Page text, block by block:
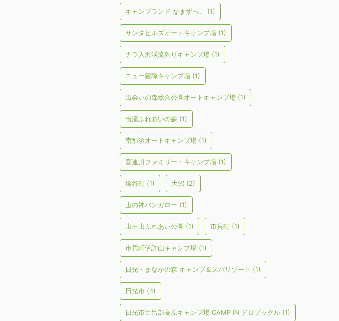
キャンプランド なまずっこ (1)
サンタヒルズオートキャンプ場 (1)
ナラ入沢渓流釣りキャンプ場 (1)
ニュー霧降キャンプ場 (1)
出会いの森総合公園オートキャンプ場 (1)
出流ふれあいの森 (1)
南那須オートキャンプ場 (1)
喜連川ファミリー・キャンプ場 (1)
塩谷町 (1) 大沼 (2)
山の神バンガロー (1)
山王山ふれあい公園 (1) 市貝町 (1)
市貝町伊許山キャンプ場 (1)
日光・まなかの森 キャンプ＆スパリゾート (1)
日光市 (4)
日光市土呂部高原キャンプ場 CAMP IN ドロブックル (1)